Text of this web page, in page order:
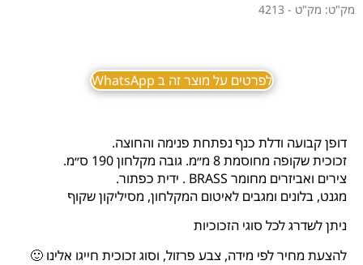
מק"ט: מק"ט - 4213
לפרטים על מוצר זה ב WhatsApp
דופן קבועה ודלת כנף נפתחת פנימה והחוצה.
זכוכית שקופה מחוסמת 8 מ״מ. גובה מקלחון 190 ס״מ.
צירים ואביזרים מחומר BRASS . ידית כפתור.
מגנט, בלונים ומגבים לאיטום המקלחון, מסיליקון שקוף
ניתן לשדרג לכל סוגי הזכוכיות
להצעת מחיר לפי מידה, צבע פרזול, וסוג זכוכית חייגו אלינו 🙂